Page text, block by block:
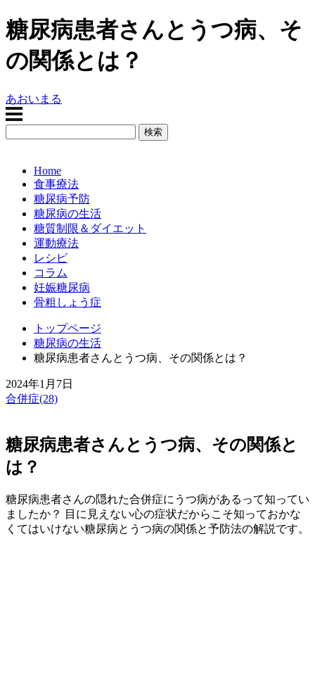
糖尿病患者さんとうつ病、そ
の関係とは？
あおいまる
Home
食事療法
糖尿病予防
糖尿病の生活
糖質制限＆ダイエット
運動療法
レシピ
コラム
妊娠糖尿病
骨粗しょう症
トップページ
糖尿病の生活
糖尿病患者さんとうつ病、その関係とは？
2024年1月7日
合併症(28)
糖尿病患者さんとうつ病、その関係と
は？
糖尿病患者さんの隠れた合併症にうつ病があるって知ってい
ましたか？ 目に見えない心の症状だからこそ知っておかな
くてはいけない糖尿病とうつ病の関係と予防法の解説です。